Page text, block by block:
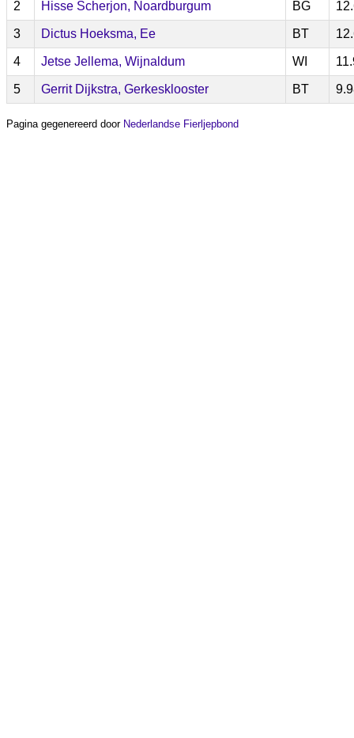
2 Hisse Scherjon, Noardburgum BG
3 Dictus Hoeksma, Ee BT
4 Jetse Jellema, Wijnaldum WI
5 Gerrit Dijkstra, Gerkesklooster BT
Pagina gegenereerd door Nederlandse Fierljepbond